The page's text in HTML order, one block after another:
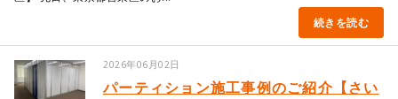
続きを読む
2026年06月02日
パーティション施工事例のご紹介【さい